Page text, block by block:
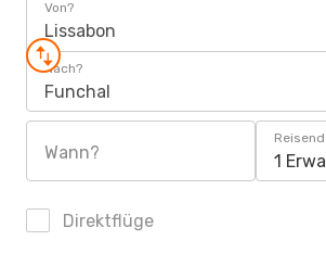
Von?
Lissabon
Nach?
Funchal
Wann? 1
Direktflüge